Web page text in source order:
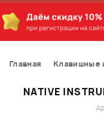
Главная Клавишные
NATIVE